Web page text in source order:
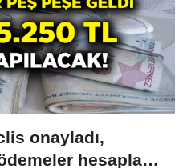
onayladı,
hesaplara